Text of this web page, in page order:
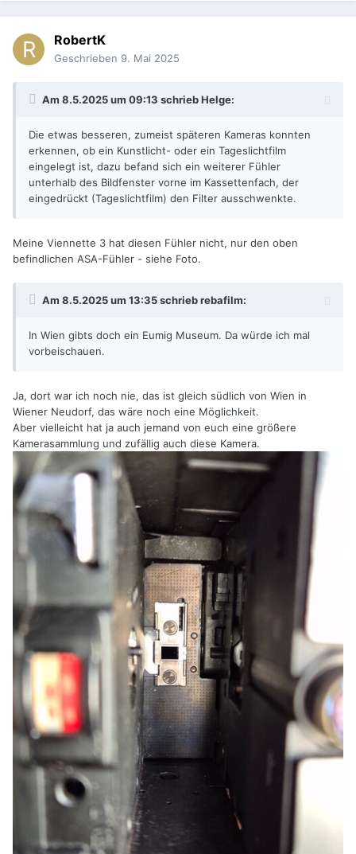
scheitert.RobertK
Geschrieben 9. Mai 2025
Am 8.5.2025 um 09:13 schriebHelge:
Die etwas besseren, zumeist späteren Kameras konnten
erkennen, ob ein Kunstlicht- oder ein Tageslichtfilm
eingelegt ist, dazu befand sich ein weiterer Fühler
unterhalb des Bildfenster vorne im Kassettenfach, der
eingedrückt (Tageslichtfilm) den Filter ausschwenkte.
Meine Viennette 3 hat diesen Fühler nicht, nur den oben
befindlichen ASA-Fühler - siehe Foto.
Am 8.5.2025 um 13:35 schriebrebafilm:
In Wien gibts doch ein Eumig Museum. Da würde ich mal
vorbeischauen.
Ja, dort war ich noch nie, das ist gleich südlich von Wien in
Wiener Neudorf, das wäre noch eine Möglichkeit.
Aber vielleicht hat ja auch jemand von euch eine größere
Kamerasammlung und zufällig auch diese Kamera.